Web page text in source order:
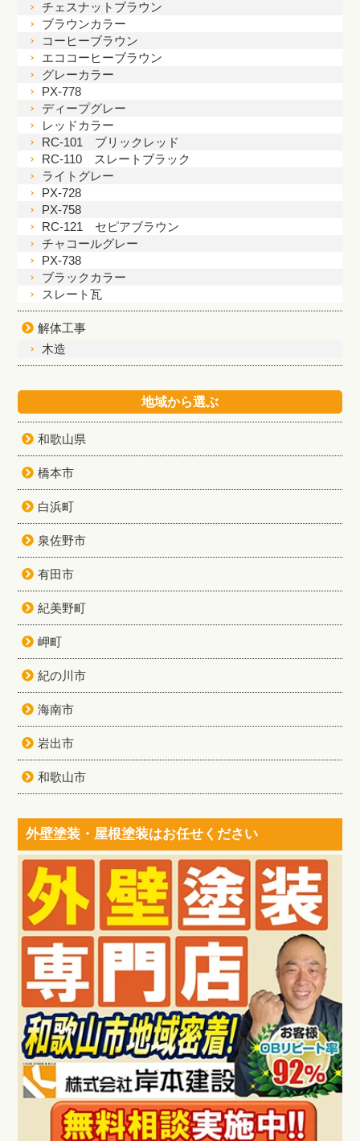
チェスナットブラウン
ブラウンカラー
コーヒーブラウン
エココーヒーブラウン
グレーカラー
PX-778
ディープグレー
レッドカラー
RC-101 ブリックレッド
RC-110 スレートブラック
ライトグレー
PX-728
PX-758
RC-121 セピアブラウン
チャコールグレー
PX-738
ブラックカラー
スレート瓦
解体工事
木造
地域から選ぶ
和歌山県
橋本市
白浜町
泉佐野市
有田市
紀美野町
岬町
紀の川市
海南市
岩出市
和歌山市
外壁塗装・屋根塗装はお任せください